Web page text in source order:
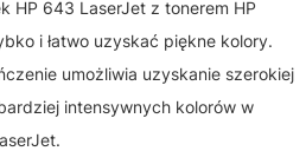
HP 643 LaserJet z tonerem HP
i łatwo uzyskać piękne kolory.
umożliwia uzyskanie szerokiej
intensywnych kolorów w